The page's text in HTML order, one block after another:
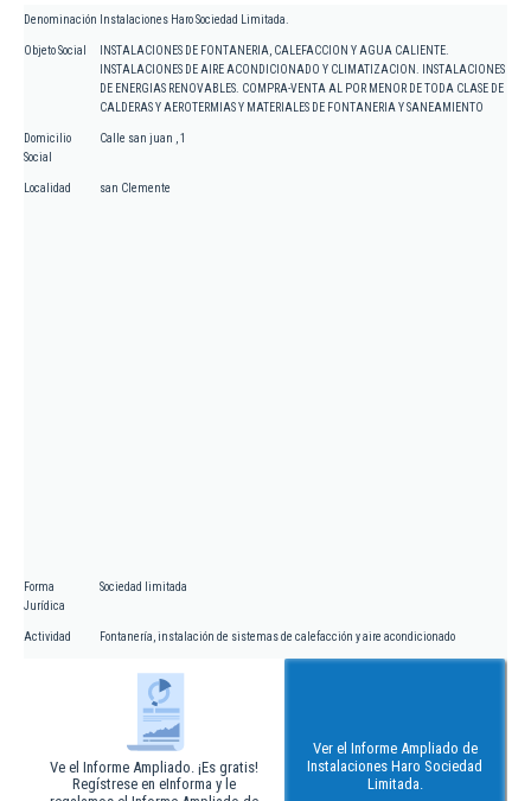
Denominación Instalaciones Haro Sociedad Limitada.
Objeto Social
INSTALACIONES DE FONTANERIA, CALEFACCION Y AGUA CALIENTE.
INSTALACIONES DE AIRE ACONDICIONADO Y CLIMATIZACION. INSTALACIONES
DE ENERGIAS RENOVABLES. COMPRA-VENTA AL POR MENOR DE TODA CLASE DE
CALDERAS Y AEROTERMIAS Y MATERIALES DE FONTANERIA Y SANEAMIENTO
Domicilio
Social
Calle san juan , 1
Localidad san Clemente
Forma
Jurídica
Sociedad limitada
Actividad Fontanería, instalación de sistemas de calefacción y aire acondicionado
Ve el Informe Ampliado. ¡Es gratis!
Regístrese en eInforma y le
Ver el Informe Ampliado de
Instalaciones Haro Sociedad
Limitada.